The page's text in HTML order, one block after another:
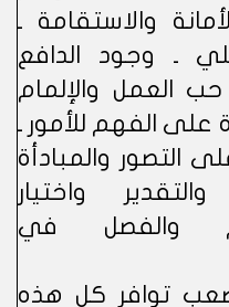
والاستقامة ـ
ـ وجود الدافع
حب العمل والإلمام
على الفهم للأمور ـ
التصور والمبادأة
واختيار
والفصل في
توافر كل هذه